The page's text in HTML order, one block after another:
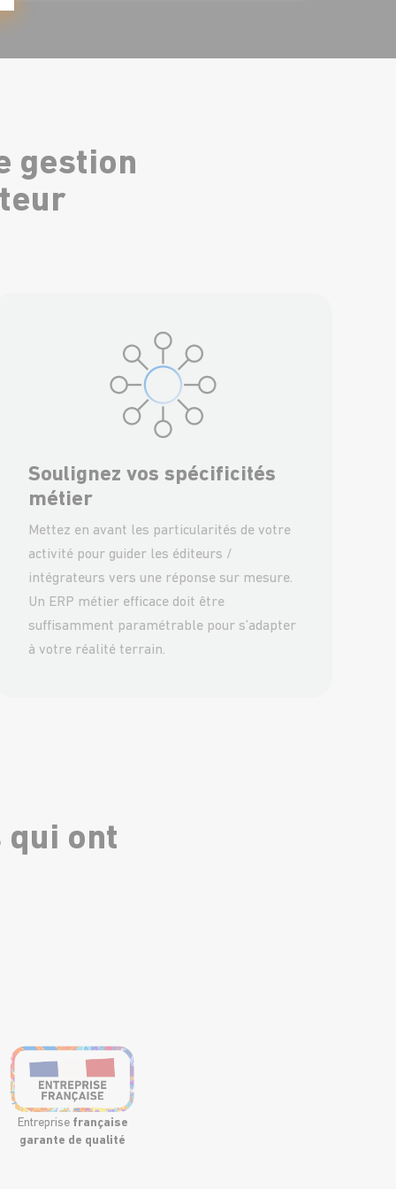
gestion
Soulignez vos spécificités
métier
Mettez en avant les particularités de votre
activité pour guider les éditeurs /
intégrateurs vers une réponse sur mesure.
Un ERP métier efficace doit être
suffisamment paramétrable pour s’adapter
à votre réalité terrain.
qui ont
Entreprise française
garante de qualité